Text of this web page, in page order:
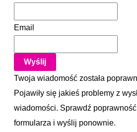
Email
Wyślij
Twoja wiadomość została
Pojawiły się jakieś problemy z
wiadomości. Sprawdź
formularza i wyślij ponownie.